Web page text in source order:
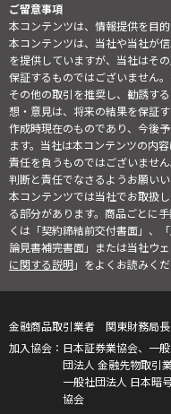
ご留意事項
本コンテンツは、情報提供を目的
本コンテンツは、当社や当社が
を提供していますが、当社はそ
保証するものではございません
その他の取引を推奨し、勧誘す
想・意見は、将来の結果を保証
作成時現在のものであり、今後
ます。当社は本コンテンツの内
責任を負うものではございませ
判断と責任でなさるようお願いい
本コンテンツでは当社でお取扱
る部分があります。商品ごとに
くは「契約締結前交付書面」、
論見書補完書面」または当社ウ
に関する説明」をよくお読みくだ
金融商品取引業者 関東財務局
日本証券業協会、一
団法人 金融先物取引業
一般社団法人 日本暗
協会